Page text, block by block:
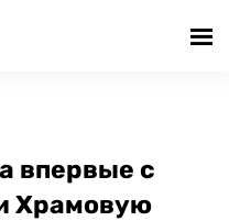
впервые с
Храмовую